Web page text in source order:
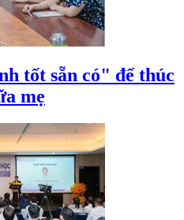
tốt sẵn có" để thúc
mẹ